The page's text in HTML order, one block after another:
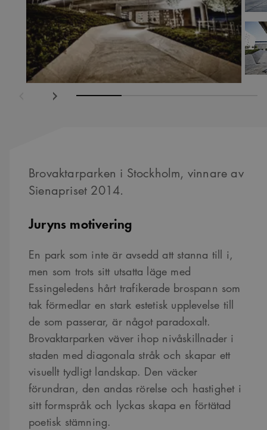
Nästa
Brovaktarparken i Stockholm, vinnare av
Sienapriset 2014.
Juryns motivering
En park som inte är avsedd att stanna till i,
men som trots sitt utsatta läge med
Essingeledens hårt trafikerade brospann som
tak förmedlar en stark estetisk upplevelse till
de som passerar, är något paradoxalt.
Brovaktarparken väver ihop nivåskillnader i
staden med diagonala stråk och skapar ett
visuellt tydligt landskap. Den väcker
förundran, den andas rörelse och hastighet i
sitt formspråk och lyckas skapa en förtätad
poetisk stämning.